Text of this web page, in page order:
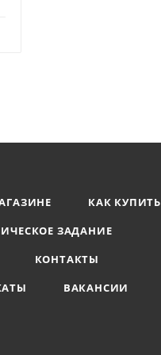
КАК КУПИТЬ
ЗАДАНИЕ
КОНТАКТЫ
ВАКАНСИИ